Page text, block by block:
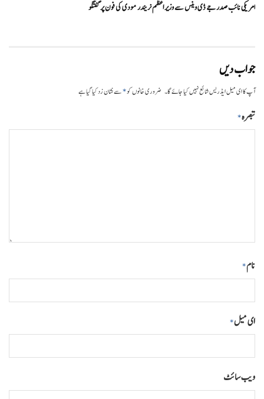
امریکی نائب صدر جے ڈی وینس سے وزیر اعظم نریندر مودی کی فون پر گفتگو
جواب دیں
آپ کا ای میل ایڈریس شائع نہیں کیا جائے گا۔ ضروری خانوں کو*سے نشان زد کیا گیا ہے
تبصرہ*
نام*
ای میل*
ویب‌ سائٹ